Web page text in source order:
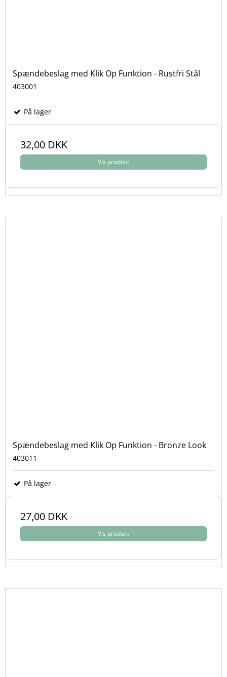
Spændebeslag med Klik Op Funktion - Rustfri Stål
403001
På lager
32,00 DKK
Vis produkt
Spændebeslag med Klik Op Funktion - Bronze Look
403011
På lager
27,00 DKK
Vis produkt